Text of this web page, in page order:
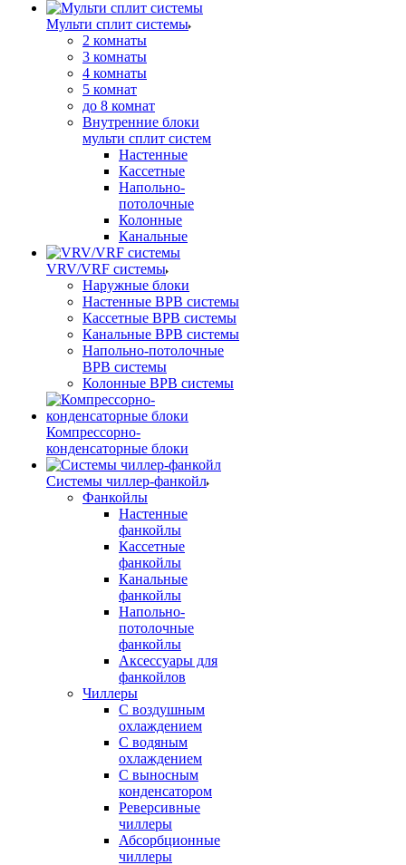
Мульти сплит системы
2 комнаты
3 комнаты
4 комнаты
5 комнат
до 8 комнат
Внутренние блоки
мульти сплит систем
Настенные
Кассетные
Напольно-
потолочные
Колонные
Канальные
VRV/VRF системы
Наружные блоки
Настенные ВРВ системы
Кассетные ВРВ системы
Канальные ВРВ системы
Напольно-потолочные
ВРВ системы
Колонные ВРВ системы
Компрессорно-
конденсаторные блоки
Системы чиллер-фанкойл
Фанкойлы
Настенные
фанкойлы
Кассетные
фанкойлы
Канальные
фанкойлы
Напольно-
потолочные
фанкойлы
Аксессуары для
фанкойлов
Чиллеры
С воздушным
охлаждением
С водяным
охлаждением
С выносным
конденсатором
Реверсивные
чиллеры
Абсорбционные
чиллеры